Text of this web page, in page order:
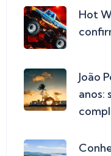
Hot
João
anos: